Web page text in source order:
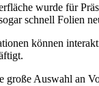
wurde für
schnell Folien
können
große Auswahl an